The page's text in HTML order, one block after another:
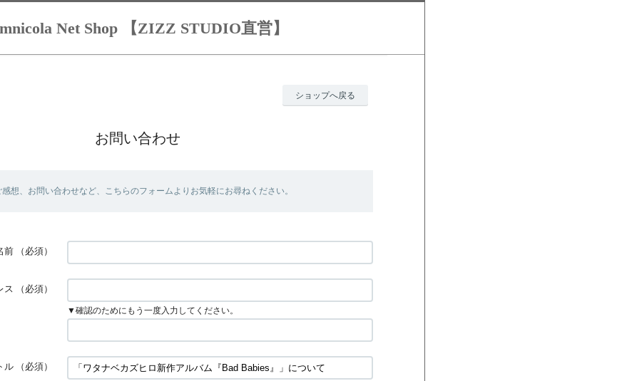
Net Shop 【ZIZZ STUDIO直営】
ショップへ戻る
お問い合わせ
想、お問い合わせなど、こちらのフォームよりお気軽にお尋ねください。
前 （必須）
ス （必須）
▼確認のためにもう一度入力してください。
ル （必須）